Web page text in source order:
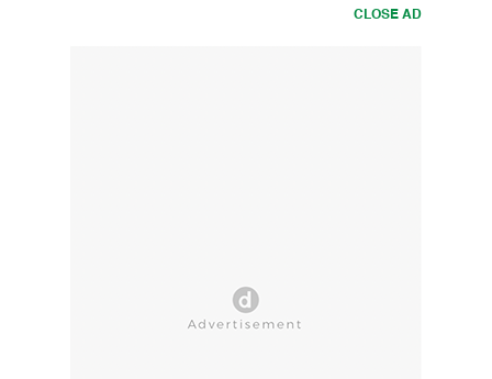
CLOSE AD